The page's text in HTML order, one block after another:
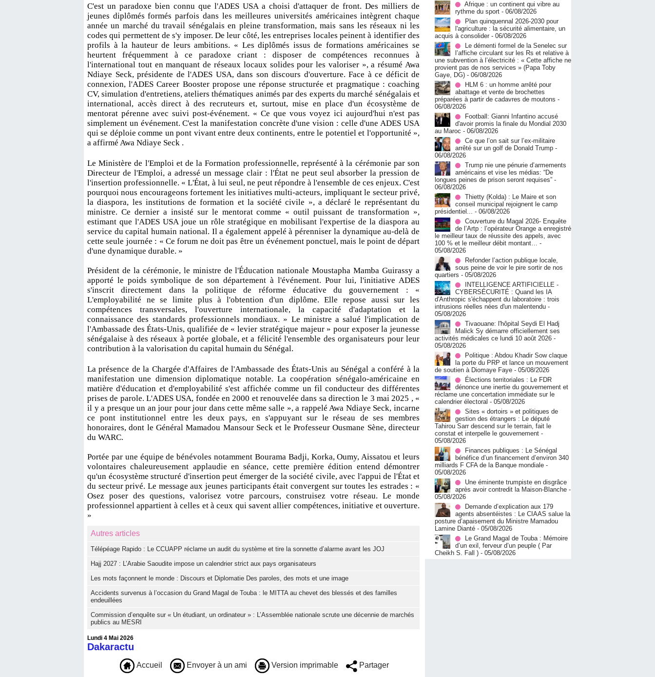
C'est un paradoxe bien connu que l'ADES USA a choisi d'attaquer de front. Des milliers de
jeunes diplômés formés parfois dans les meilleures universités américaines intègrent chaque
année un marché du travail sénégalais en pleine transformation, mais sans les réseaux ni les
codes qui permettent de s'y imposer. De leur côté, les entreprises locales peinent à identifier des
profils à la hauteur de leurs ambitions. « Les diplômés issus de formations américaines se
heurtent fréquemment à ce paradoxe criant : disposer de compétences reconnues à
l'international tout en manquant de réseaux locaux solides pour les valoriser », a résumé Awa
Ndiaye Seck, présidente de l'ADES USA, dans son discours d'ouverture. Face à ce déficit de
connexion, l'ADES Career Booster propose une réponse structurée et pragmatique : coaching
CV, simulation d'entretiens, ateliers thématiques animés par des experts du marché sénégalais et
international, accès direct à des recruteurs et, surtout, mise en place d'un écosystème de
mentorat pérenne avec suivi post-événement. « Ce que vous voyez ici aujourd'hui n'est pas
simplement un événement. C'est la manifestation concrète d'une vision : celle d'une ADES USA
qui se déploie comme un pont vivant entre deux continents, entre le potentiel et l'opportunité »,
a affirmé Awa Ndiaye Seck .
Le Ministère de l'Emploi et de la Formation professionnelle, représenté à la cérémonie par son
Directeur de l'Emploi, a adressé un message clair : l'État ne peut seul absorber la pression de
l'insertion professionnelle. « L'État, à lui seul, ne peut répondre à l'ensemble de ces enjeux. C'est
pourquoi nous encourageons fortement les initiatives multi-acteurs, impliquant le secteur privé,
la diaspora, les institutions de formation et la société civile », a déclaré le représentant du
ministre. Ce dernier a insisté sur le mentorat comme « outil puissant de transformation »,
estimant que l'ADES USA joue un rôle stratégique en mobilisant l'expertise de la diaspora au
service du capital humain national. Il a également appelé à pérenniser la dynamique au-delà de
cette seule journée : « Ce forum ne doit pas être un événement ponctuel, mais le point de départ
d'une dynamique durable. »
Président de la cérémonie, le ministre de l'Éducation nationale Moustapha Mamba Guirassy a
apporté le poids symbolique de son département à l'événement. Pour lui, l'initiative ADES
s'inscrit directement dans la politique de réforme éducative du gouvernement : «
L'employabilité ne se limite plus à l'obtention d'un diplôme. Elle repose aussi sur les
compétences transversales, l'ouverture internationale, la capacité d'adaptation et la
connaissance des standards professionnels mondiaux. » Le ministre a salué l'implication de
l'Ambassade des États-Unis, qualifiée de « levier stratégique majeur » pour exposer la jeunesse
sénégalaise à des réseaux à portée globale, et a félicité l'ensemble des organisateurs pour leur
contribution à la valorisation du capital humain du Sénégal.
La présence de la Chargée d'Affaires de l'Ambassade des États-Unis au Sénégal a conféré à la
manifestation une dimension diplomatique notable. La coopération sénégalo-américaine en
matière d'éducation et d'employabilité s'est affichée comme un fil conducteur des différentes
prises de parole. L'ADES USA, fondée en 2000 et renouvelée dans sa direction le 3 mai 2025 , «
il y a presque un an jour pour jour dans cette même salle », a rappelé Awa Ndiaye Seck, incarne
ce pont institutionnel entre les deux pays, en s'appuyant sur le réseau de ses membres
honoraires, dont le Général Mamadou Mansour Seck et le Professeur Ousmane Sène, directeur
du WARC.
Portée par une équipe de bénévoles notamment Bourama Badji, Korka, Oumy, Aissatou et leurs
volontaires chaleureusement applaudie en séance, cette première édition entend démontrer
qu'un écosystème structuré d'insertion peut émerger de la société civile, avec l'appui de l'État et
du secteur privé. Le message aux jeunes participants était convergent sur toutes les estrades : «
Osez poser des questions, valorisez votre parcours, construisez votre réseau. Le monde
professionnel appartient à celles et à ceux qui savent allier compétences, initiative et ouverture.
»
Autres articles
Télépéage Rapido : Le CCUAPP réclame un audit du système et tire la sonnette d’alarme avant les JOJ
Hajj 2027 : L’Arabie Saoudite impose un calendrier strict aux pays organisateurs
Les mots façonnent le monde : Discours et Diplomatie Des paroles, des mots et une image
Accidents survenus à l’occasion du Grand Magal de Touba : le MITTA au chevet des blessés et des familles
endeuillées
Commission d’enquête sur « Un étudiant, un ordinateur » : L’Assemblée nationale scrute une décennie de marchés
publics au MESRI
Lundi 4 Mai 2026
Dakaractu
Accueil Envoyer à un ami Version imprimable Partager
Afrique : un continent qui vibre au
rythme du sport - 06/08/2026
Plan quinquennal 2026-2030 pour
l'agriculture : la sécurité alimentaire, un
acquis à consolider - 06/08/2026
Le démenti formel de la Senelec sur
l’affiche circulant sur les Rs et relative à
une subvention à l’électricité : « Cette affiche ne
provient pas de nos services » (Papa Toby
Gaye, DG) - 06/08/2026
HLM 6 : un homme arrêté pour
abattage et vente de brochettes
préparées à partir de cadavres de moutons -
06/08/2026
Football: Gianni Infantino accusé
d'avoir promis la finale du Mondial 2030
au Maroc - 06/08/2026
Ce que l’on sait sur l’ex-militaire
arrêté sur un golf de Donald Trump -
06/08/2026
Trump nie une pénurie d’armements
américains et vise les médias: “De
longues peines de prison seront requises” -
06/08/2026
‎Thietty (Kolda) : Le Maire et son
conseil municipal rejoignent le camp
présidentiel... - 06/08/2026
Couverture du Magal 2026- Enquête
de l’Artp : l’opérateur Orange a enregistré
le meilleur taux de réussite des appels, avec
100 % et le meilleur débit montant… -
05/08/2026
Refonder l’action publique locale,
sous peine de voir le pire sortir de nos
quartiers - 05/08/2026
INTELLIGENCE ARTIFICIELLE -
CYBERSÉCURITÉ : Quand les IA
d'Anthropic s'échappent du laboratoire : trois
intrusions réelles nées d'un malentendu -
05/08/2026
Tivaouane: l'hôpital Seydi El Hadj
Malick Sy démarre officiellement ses
activités médicales ce lundi 10 août 2026 -
05/08/2026
Politique : Abdou Khadir Sow claque
la porte du PRP et lance un mouvement
de soutien à Diomaye Faye - 05/08/2026
Élections territoriales : Le FDR
dénonce une inertie du gouvernement et
réclame une concertation immédiate sur le
calendrier électoral - 05/08/2026
Sites « dortoirs » et politiques de
gestion des étrangers : Le député
Tahirou Sarr descend sur le terrain, fait le
constat et interpelle le gouvernement -
05/08/2026
Finances publiques : Le Sénégal
bénéfice d’un financement d’environ 340
milliards F CFA de la Banque mondiale -
05/08/2026
Une éminente trumpiste en disgrâce
après avoir contredit la Maison-Blanche -
05/08/2026
Demande d’explication aux 179
agents absentéistes : Le CIAAS salue la
posture d’apaisement du Ministre Mamadou
Lamine Dianté - 05/08/2026
Le Grand Magal de Touba : Mémoire
d’un exil, ferveur d’un peuple ( Par
Cheikh S. Fall ) - 05/08/2026